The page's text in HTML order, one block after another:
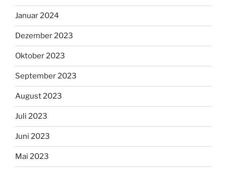
Januar 2024
Dezember 2023
Oktober 2023
September 2023
August 2023
Juli 2023
Juni 2023
Mai 2023